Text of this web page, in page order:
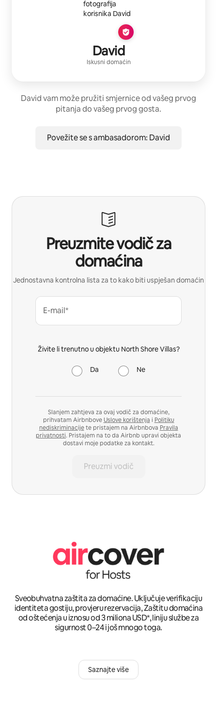
David
Iskusni domaćin
David vam može pružiti smjernice od vašeg prvog
pitanja do vašeg prvog gosta.
Povežite se s ambasadorom: David
Preuzmite vodič za
domaćina
Jednostavna kontrolna lista za to kako biti uspješan domaćin
E-mail*
Živite li trenutno u objektu North Shore Villas?
Da Ne
Slanjem zahtjeva za ovaj vodič za domaćine,
prihvatam AirbnboveUslove korištenja i Politiku
nediskriminacijete pristajem na Airbnbova Pravila
privatnosti. Pristajem na to da Airbnb upravi objekta
dostavi moje podatke za kontakt.
Preuzmi vodič
Sveobuhvatna zaštita za domaćine. Uključuje verifikaciju
identiteta gostiju, provjeru rezervacija, Zaštitu domaćina
od oštećenja u iznosu od 3 miliona USD*, liniju službe za
sigurnost 0–24 i još mnogo toga.
Saznajte više